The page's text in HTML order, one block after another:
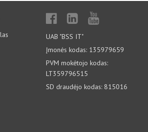
UAB "BSS IT"
Įmonės kodas: 135979659
PVM mokėtojo kodas:
LT359796515
SD draudėjo kodas: 815016